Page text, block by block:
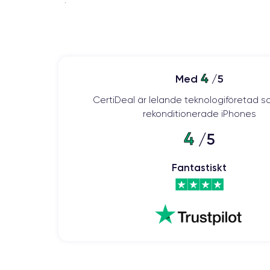
Med 4/5
CertiDeal är lelande teknologiföretad
rekonditionerade iPhones
4/5
Fantastiskt